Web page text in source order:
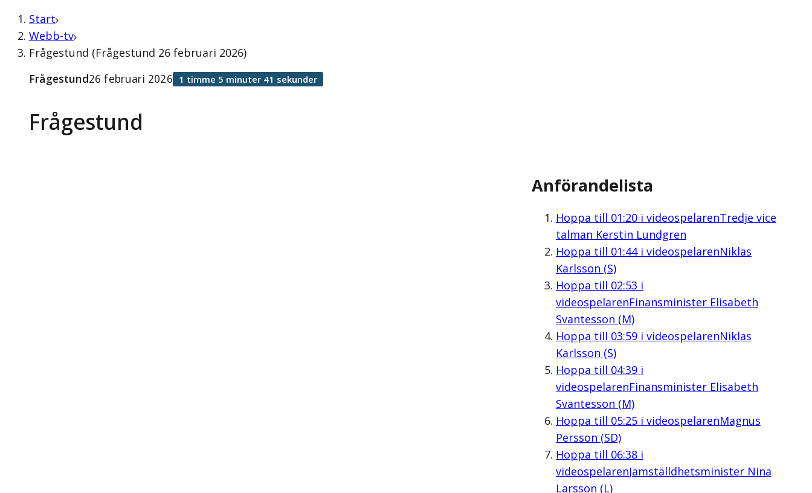
Start
Webb-tv
Frågestund (Frågestund 26 februari 2026)
Frågestund
Frågestund26 februari 2026 1 timme 5 minuter 41 sekunder
Anförandelista
Hoppa till 01:20i videospelarenTredje vice
talman Kerstin Lundgren
Hoppa till 01:44i videospelarenNiklas
Karlsson (S)
Hoppa till 02:53 i
videospelarenFinansminister Elisabeth
Svantesson (M)
Hoppa till 03:59i videospelarenNiklas
Karlsson (S)
Hoppa till 04:39i
videospelarenFinansminister Elisabeth
Svantesson (M)
Hoppa till 05:25i videospelarenMagnus
Persson (SD)
Hoppa till 06:38i
videospelarenJämställdhetsminister Nina
Larsson (L)